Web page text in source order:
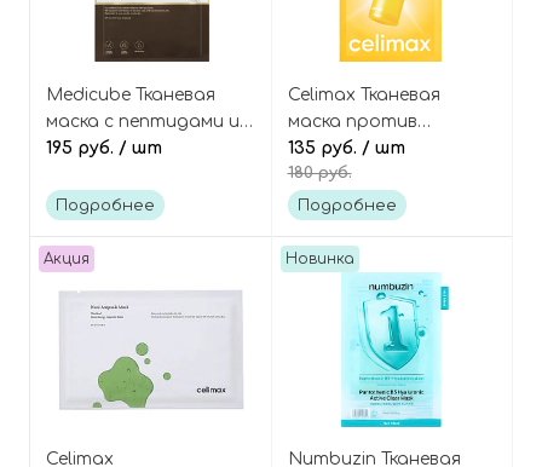
Medicube Тканевая
маска с пептидами и
ниацинамидом для
Peptide Radiance Mask
195 руб. / шт
Подробнее
Celimax Тканевая
маска против
пигментации и пост-
акне с ниацинамидом,
Pore+dark spot
mask
135 руб. / шт
180 руб.
Подробнее
Акция
Celimax
Новинка
Numbuzin Тканевая